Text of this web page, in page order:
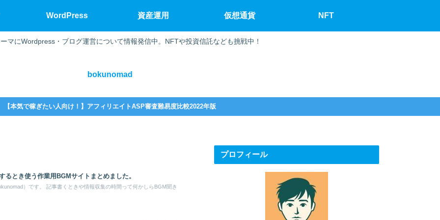
ーマにWordpress・ブログ運営について情報発信中。NFTや投資信託なども挑戦中！
bokunomad
WordPress 資産運用 仮想通貨 NFT
【本気で稼ぎたい人向け！】アフィリエイトASP審査難易度比較2022年版
るとき使う作業用BGMサイトまとめました。
）です。 記事書くときや情報収集の時間って何かしらBGM聞き
プロフィール